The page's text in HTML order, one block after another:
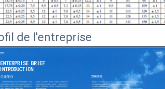
de l'entreprise